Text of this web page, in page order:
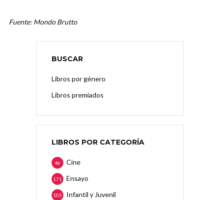
Fuente: Mondo Brutto
BUSCAR
Libros por género
Libros premiados
LIBROS POR CATEGORÍA
Cine
46
Ensayo
171
Infantil y Juvenil
105